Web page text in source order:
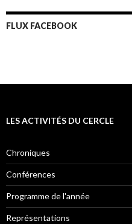
FLUX FACEBOOK
LES ACTIVITÉS DU CERCLE
Chroniques
Conférences
Programme de l'année
Représentations